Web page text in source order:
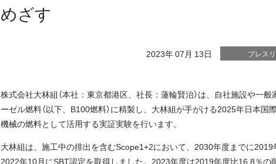
めざす
2023年 07月 13日 プレス
株式会社大林組（本社：東京都港区、社長：蓮輪賢治）は、自社施設や一
ーゼル燃料（以下、B100燃料）に精製し、大林組が手がける2025年日本国
機械の燃料として活用する実証実験を行います。
大林組は、施工中の排出を含むScope1+2において、2030年度までに
2022年10月にSBT認定を取得しました。2023年度は2019年度比16.8％